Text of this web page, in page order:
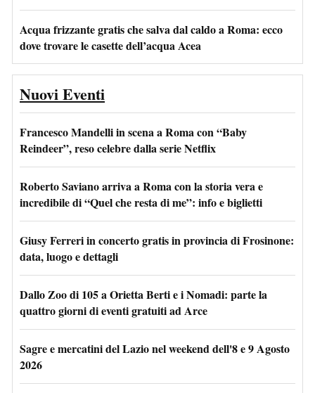
Acqua frizzante gratis che salva dal caldo a Roma: ecco
dove trovare le casette dell’acqua Acea
Nuovi Eventi
Francesco Mandelli in scena a Roma con “Baby
Reindeer”, reso celebre dalla serie Netflix
Roberto Saviano arriva a Roma con la storia vera e
incredibile di “Quel che resta di me”: info e biglietti
Giusy Ferreri in concerto gratis in provincia di Frosinone:
data, luogo e dettagli
Dallo Zoo di 105 a Orietta Berti e i Nomadi: parte la
quattro giorni di eventi gratuiti ad Arce
Sagre e mercatini del Lazio nel weekend dell'8 e 9 Agosto
2026